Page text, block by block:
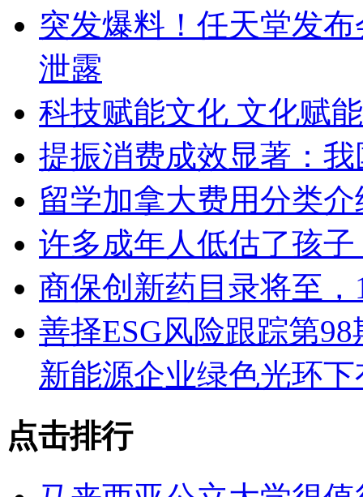
突发爆料！任天堂发
泄露
科技赋能文化 文化赋
提振消费成效显著：
留学加拿大费用分类介
许多成年人低估了孩
商保创新药目录将至
善择ESG风险跟踪第
新能源企业绿色光环
点击排行